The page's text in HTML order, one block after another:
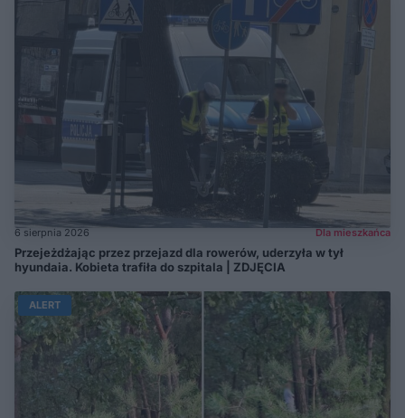
6 sierpnia 2026 Dla mieszkańca
Przejeżdżając przez przejazd dla rowerów, uderzyła w tył
hyundaia. Kobieta trafiła do szpitala | ZDJĘCIA
ALERT